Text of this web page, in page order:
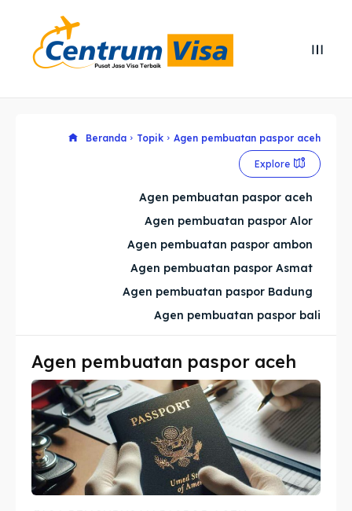
Cari
Cari
Explore our destinations
Imta
Legalisir
Apostille
Penerjemah
Explore our destinations
Imta
Legalisir
Apostille
Penerjemah
Beranda Topik Agen pembuatan paspor aceh
Explore
Agen pembuatan paspor aceh
Agen pembuatan paspor Alor
Agen pembuatan paspor ambon
Agen pembuatan paspor Asmat
Agen pembuatan paspor Badung
Agen pembuatan paspor bali
Agen pembuatan paspor aceh